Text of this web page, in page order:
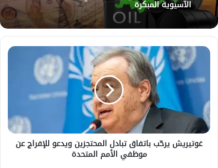
الآسيوية المبكرة
غوتيريش
يرحّب
تبادل
ويدعو
للإفراج
عن
موظفي
الأممغوتيريش يرحّب باتفاق تبادل المحتجزين ويدعو للإفراج عن
موظفي الأمم المتحدة